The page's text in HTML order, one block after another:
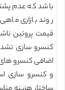
باشد که عدم
قیمت پروتین
کنسرو سازی
اضافی کنسرو
و کنسرو سازی